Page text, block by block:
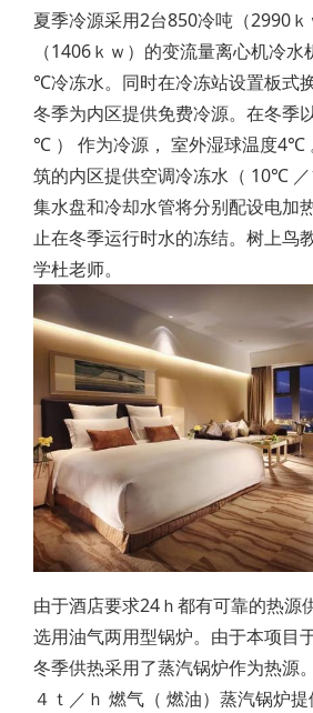
夏季冷源采用2台850冷吨（2990
（1406ｋｗ）的变流量离心机冷
℃冷冻水。同时在冷冻站设置板式
冬季为内区提供免费冷源。在冬季
℃ ） 作为冷源， 室外湿球温度4℃
筑的内区提供空调冷冻水（ 10℃
集水盘和冷却水管将分别配设电加
止在冬季运行时水的冻结。树上鸟
学杜老师。
由于酒店要求24ｈ都有可靠的热源
选用油气两用型锅炉。由于本项目
冬季供热采用了蒸汽锅炉作为热源
４ｔ／ｈ 燃气（ 燃油）蒸汽锅炉